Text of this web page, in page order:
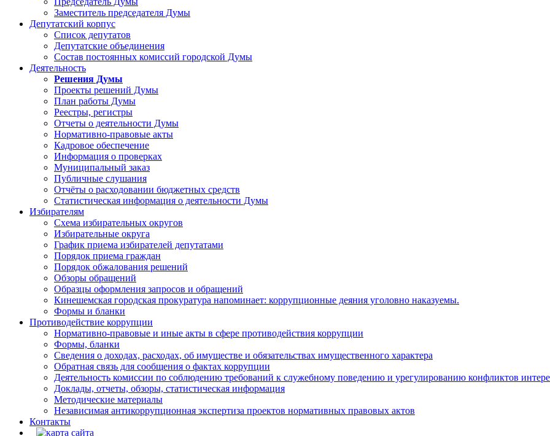
Заместитель председателя Думы
Депутатский корпус
Список депутатов
Депутатские объединения
Состав постоянных комиссий городской Думы
Деятельность
Решения Думы
Проекты решений Думы
План работы Думы
Реестры, регистры
Отчеты о деятельности Думы
Нормативно-правовые акты
Кадровое обеспечение
Информация о проверках
Муниципальный заказ
Публичные слушания
Отчёты о расходовании бюджетных средств
Статистическая информация о деятельности Думы
Избирателям
Схема избирательных округов
Избирательные округа
График приема избирателей депутатами
Порядок приема граждан
Порядок обжалования решений
Обзоры обращений
Образцы оформления запросов и обращений
Кинешемская городская прокуратура напоминает: коррупционные деяния уголовно наказуемы.
Формы и бланки
Противодействие коррупции
Нормативно-правовые и иные акты в сфере противодействия коррупции
Формы, бланки
Сведения о доходах, расходах, об имуществе и обязательствах имущественного характера
Обратная связь для сообщения о фактах коррупции
Деятельность комиссии по соблюдению требований к служебному поведению и урегулированию конфликтов
Доклады, отчеты, обзоры, статистическая информация
Методические материалы
Независимая антикоррупционная экспертиза проектов нормативных правовых актов
Контакты